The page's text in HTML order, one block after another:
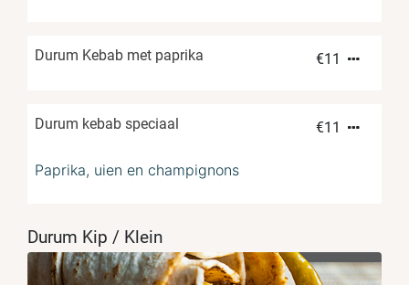
Durum Kebab met paprika €11
Durum kebab speciaal €11
Paprika, uien en champignons
Durum Kip / Klein